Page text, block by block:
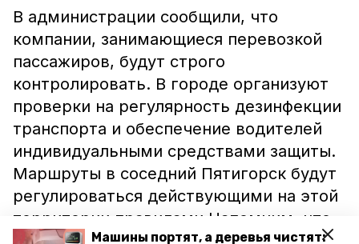
Машины портят, а деревья чистят:
В администрации сообщили, что
компании, занимающиеся перевозкой
пассажиров, будут строго
контролировать. В городе организуют
проверки на регулярность дезинфекции
транспорта и обеспечение водителей
индивидуальными средствами защиты.
Маршруты в соседний Пятигорск будут
регулироваться действующими на этой
территории правилами.Напомним, что